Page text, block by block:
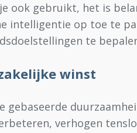
ook gebruikt, het is
intelligentie op toe te
te
winst
gebaseerde
verhogen